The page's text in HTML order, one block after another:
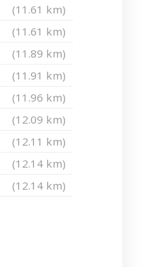
(11.61 km)
(11.61 km)
(11.89 km)
(11.91 km)
(11.96 km)
(12.09 km)
(12.11 km)
(12.14 km)
(12.14 km)